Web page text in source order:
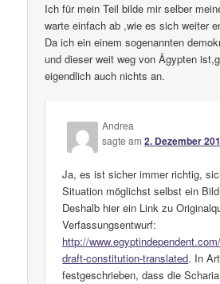
Ich für mein Teil bilde mir selber
warte einfach ab ,wie es sich weiter
Da ich ein einem sogenannten
und dieser weit weg von Ägypten
eigendlich auch nichts an.
Andrea
sagte am2. Dezember
Ja, es ist sicher immer richtig,
Situation möglichst selbst ein
Deshalb hier ein Link zu
Verfassungsentwurf:
http://
draft-constitution-translated. In
festgeschrieben, dass die